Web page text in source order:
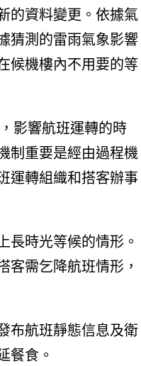
的資料變更。依據氣
猜測的雷雨氣象影響
候機樓內不用要的等
影響航班運轉的時
制重要是經由過程機
運轉組織和搭客辦事
長時光等候的情形。
客需乞降航班情形，
布航班靜態信息及衛
餐食。